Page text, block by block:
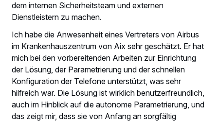
dem internen Sicherheitsteam und externen
Dienstleistern zu machen.
Ich habe die Anwesenheit eines Vertreters von Airbus
im Krankenhauszentrum von Aix sehr geschätzt. Er hat
mich bei den vorbereitenden Arbeiten zur Einrichtung
der Lösung, der Parametrierung und der schnellen
Konfiguration der Telefone unterstützt, was sehr
hilfreich war. Die Lösung ist wirklich benutzerfreundlich,
auch im Hinblick auf die autonome Parametrierung, und
das zeigt mir, dass sie von Anfang an sorgfältig